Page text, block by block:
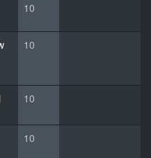
10
10
10
10